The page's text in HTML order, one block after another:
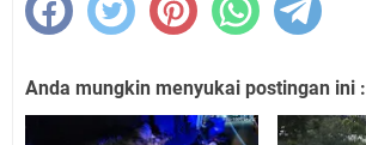
Anda mungkin menyukai postingan ini :